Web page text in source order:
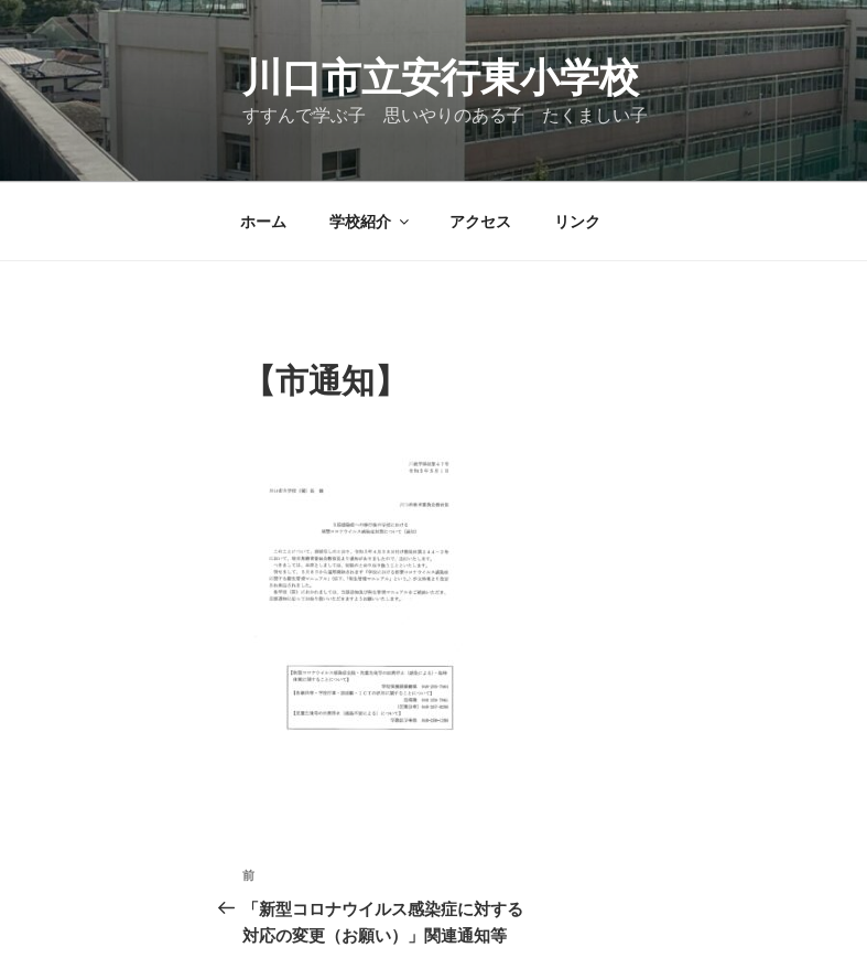
コ
ン
テ
ン
ツ
川口市立安行東小学校
すすんで学ぶ子 思いやりのある子 たくましい子
ホーム 学校紹介 アクセス リンク
【市通知】
投
稿
ナ
前
の
投
前
「新型コロナウイルス感染症に対する
対応の変更（お願い）」関連通知等